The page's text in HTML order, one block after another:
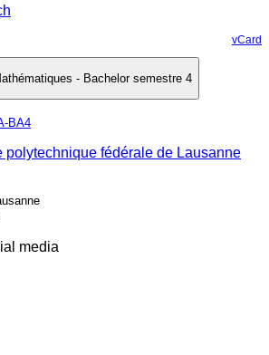
vCard
- Bachelor semestre 4
BA4
media